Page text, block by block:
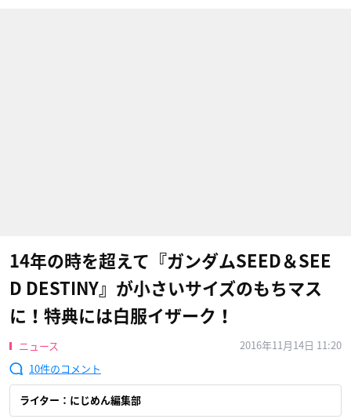
14年の時を超えて『ガンダムSEED＆SEE
D DESTINY』が小さいサイズのもちマス
に！特典には白服イザーク！
ニュース
2016年11月14日 11:20
10
ライター：にじめん編集部